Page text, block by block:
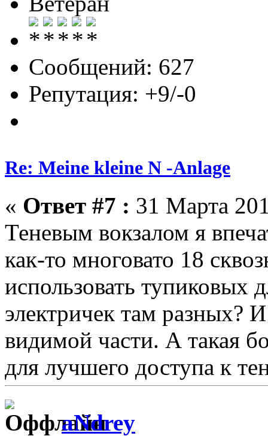
Сообщений: 627
Репутация: +9/-0
Re: Meine kleine N -Anlage
« Ответ #7 : 31 Марта
Теневым вокзалом я
как-то многовато 18
использовать тупиковых
электричек там разных?
видимой части. А такая
для лучшего доступа к
aNdrey